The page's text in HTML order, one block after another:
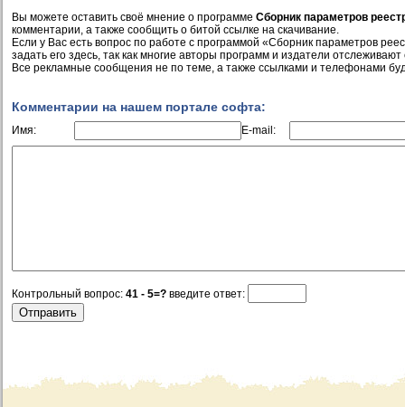
Вы можете оставить своё мнение о программе Сборник параметров
комментарии, а также сообщить о битой ссылке на скачивание.
Если у Вас есть вопрос по работе с программой «Сборник параметров
задать его здесь, так как многие авторы программ и издатели
Все рекламные сообщения не по теме, а также ссылками и телефонами
Комментарии на нашем портале софта:
Имя: E-mail:
Контрольный вопрос: 41 - 5=? введите ответ: